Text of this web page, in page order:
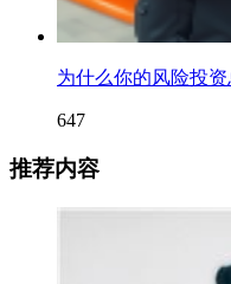
为什么你的风险投
647
推荐内容